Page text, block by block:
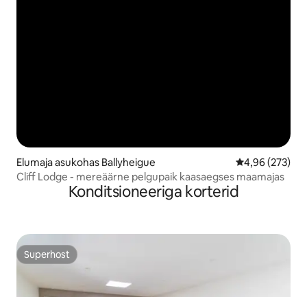
Elumaja asukohas Ballyheigue Keskmine
4,96 (273)
Cliff Lodge - mereäärne pelgupaik kaasaegses maamajas
Konditsioneeriga korterid
Superhost
Superhost